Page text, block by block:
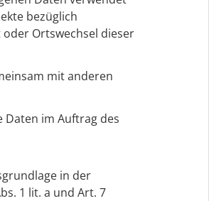
bezüglich
Ortswechsel dieser
mit anderen
Daten im Auftrag des
in der
1 lit. a und Art. 7